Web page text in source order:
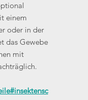
einem
oder in der
das Gewebe
mit